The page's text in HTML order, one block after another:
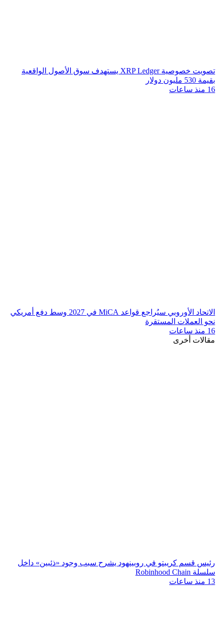
تصويت خصوصية XRP Ledger يستهدف سوق الأصول الواقعية
بقيمة 530 مليون دولار
16 منذ ساعات
الاتحاد الأوروبي سيُراجع قواعد MiCA في 2027 وسط دفع أمريكي
نحو العملات المستقرة
16 منذ ساعات
مقالات أخرى
رئيس قسم كريبتو في روبينهود يشرح سبب وجود «ذئبين» داخل
سلسلة Robinhood Chain
13 منذ ساعات